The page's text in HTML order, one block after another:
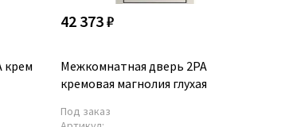
крем
42 373 ₽
Межкомнатная дверь 2PA
кремовая магнолия глухая
Под заказ